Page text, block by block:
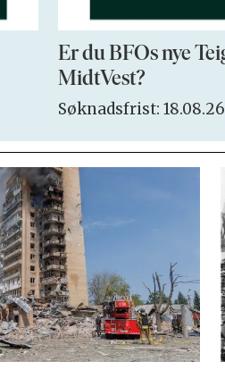
Er du BFOs nye
MidtVest?
Søknadsfrist: 18.08.26